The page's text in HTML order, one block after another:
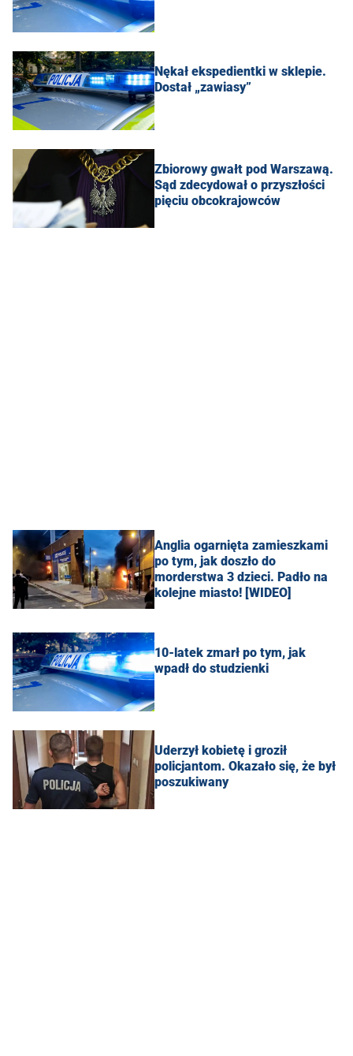
Nękał ekspedientki w sklepie.
Dostał „zawiasy”
Zbiorowy gwałt pod Warszawą.
Sąd zdecydował o przyszłości
pięciu obcokrajowców
Anglia ogarnięta zamieszkami
po tym, jak doszło do
morderstwa 3 dzieci. Padło na
kolejne miasto! [WIDEO]
10-latek zmarł po tym, jak
wpadł do studzienki
Uderzył kobietę i groził
policjantom. Okazało się, że był
poszukiwany